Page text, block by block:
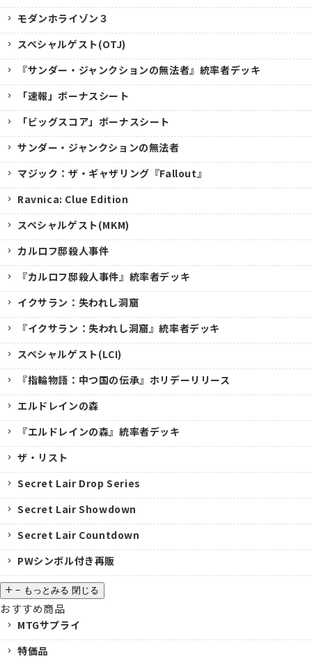
モダンホライゾン３
スペシャルゲスト(OTJ)
『サンダー・ジャンクションの無法者』統率者デッキ
「速報」ボーナスシート
「ビッグスコア」ボーナスシート
サンダー・ジャンクションの無法者
マジック：ザ・ギャザリング『Fallout』
Ravnica: Clue Edition
スペシャルゲスト(MKM)
カルロフ邸殺人事件
『カルロフ邸殺人事件』統率者デッキ
イクサラン：失われし洞窟
『イクサラン：失われし洞窟』統率者デッキ
スペシャルゲスト(LCI)
『指輪物語：中つ国の伝承』ホリデーリリース
エルドレインの森
『エルドレインの森』統率者デッキ
ザ・リスト
Secret Lair Drop Series
Secret Lair Showdown
Secret Lair Countdown
PWシンボル付き再販
− もっとみる 閉じる
おすすめ商品
MTGサプライ
特価品